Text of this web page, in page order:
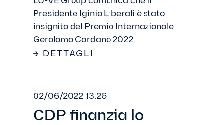
Presidente Iginio Liberali è stato
insignito del Premio Internazionale
Gerolamo Cardano 2022.
DETTAGLI
02/06/2022 13:26
CDP finanzia lo